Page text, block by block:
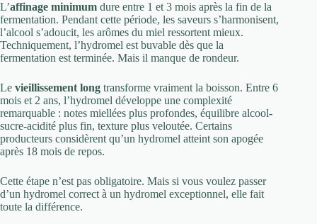
L’affinage minimum dure entre 1 et 3 mois après la fin de la
fermentation. Pendant cette période, les saveurs s’harmonisent,
l’alcool s’adoucit, les arômes du miel ressortent mieux.
Techniquement, l’hydromel est buvable dès que la
fermentation est terminée. Mais il manque de rondeur.
Le vieillissement long transforme vraiment la boisson. Entre 6
mois et 2 ans, l’hydromel développe une complexité
remarquable : notes miellées plus profondes, équilibre alcool-
sucre-acidité plus fin, texture plus veloutée. Certains
producteurs considèrent qu’un hydromel atteint son apogée
après 18 mois de repos.
Cette étape n’est pas obligatoire. Mais si vous voulez passer
d’un hydromel correct à un hydromel exceptionnel, elle fait
toute la différence.